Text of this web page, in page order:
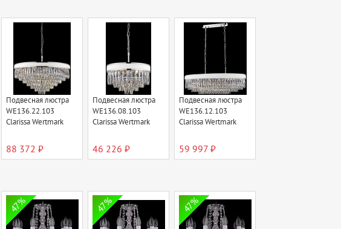
Подвесная люстра
WE136.22.103
Clarissa Wertmark
88 372 ₽
Подвесная люстра
WE136.08.103
Clarissa Wertmark
46 226 ₽
Подвесная люстра
WE136.12.103
Clarissa Wertmark
59 997 ₽
47% 47% 47%